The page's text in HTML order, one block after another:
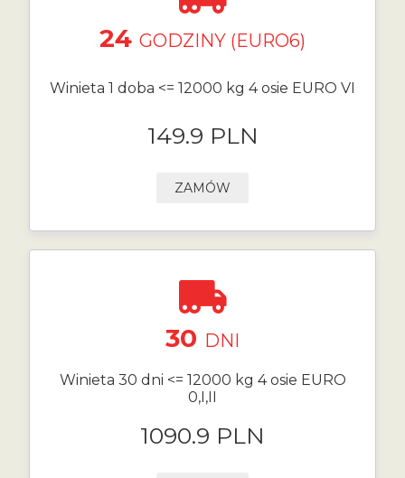
24 GODZINY (EURO6)
Winieta 1 doba <= 12000 kg 4 osie EURO VI
149.9 PLN
ZAMÓW
30 DNI
Winieta 30 dni <= 12000 kg 4 osie EURO
0,I,II
1090.9 PLN